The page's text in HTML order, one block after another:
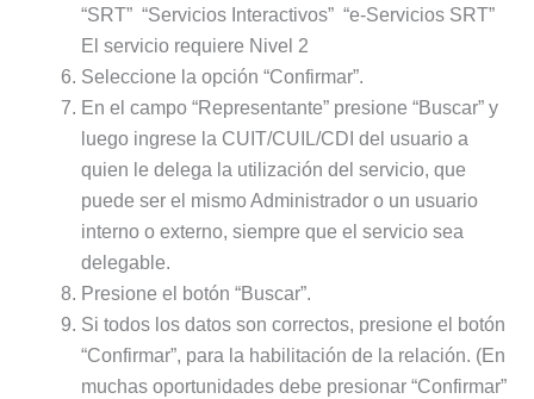
“SRT” “Servicios Interactivos” “e-Servicios SRT”
El servicio requiere Nivel 2
Seleccione la opción “Confirmar”.
En el campo “Representante” presione “Buscar” y
luego ingrese la CUIT/CUIL/CDI del usuario a
quien le delega la utilización del servicio, que
puede ser el mismo Administrador o un usuario
interno o externo, siempre que el servicio sea
delegable.
Presione el botón “Buscar”.
Si todos los datos son correctos, presione el botón
“Confirmar”, para la habilitación de la relación. (En
muchas oportunidades debe presionar “Confirmar”